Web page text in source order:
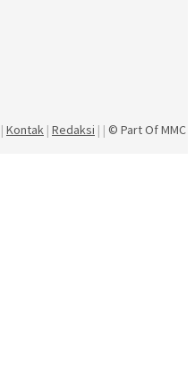
| Kontak | Redaksi | | © Part Of MMC